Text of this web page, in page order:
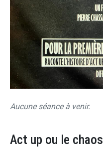
Aucune séance à venir.
Act up ou le chaos